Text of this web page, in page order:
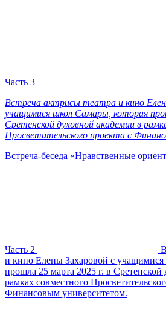
Часть 3
Встреча актрисы театра и кино
учащимися школ Самары, которая
Сретенской духовной академии в
Просветительского проекта с
Встреча-беседа «Нравственные
Часть 2
и кино Елены Захаровой с
прошла 25 марта 2025 г. в Сретенской
рамках совместного
Финансовым университетом.